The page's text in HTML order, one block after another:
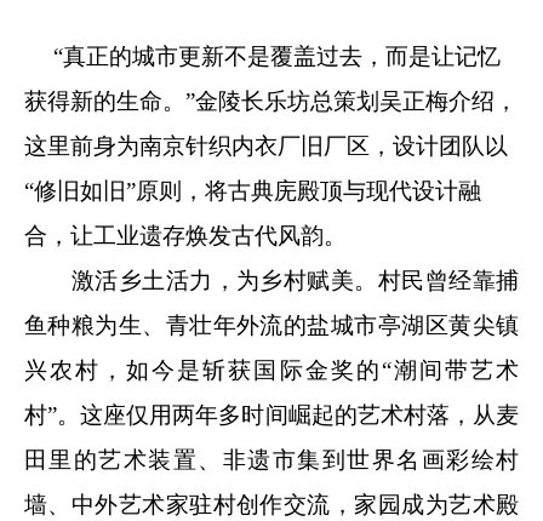
“真正的城市更新不是覆盖过去，而是让记忆
获得新的生命。”金陵长乐坊总策划吴正梅介绍，
这里前身为南京针织内衣厂旧厂区，设计团队以
“修旧如旧”原则，将古典庑殿顶与现代设计融
合，让工业遗存焕发古代风韵。
激活乡土活力，为乡村赋美。村民曾经靠捕
鱼种粮为生、青壮年外流的盐城市亭湖区黄尖镇
兴农村，如今是斩获国际金奖的“潮间带艺术
村”。这座仅用两年多时间崛起的艺术村落，从麦
田里的艺术装置、非遗市集到世界名画彩绘村
墙、中外艺术家驻村创作交流，家园成为艺术殿